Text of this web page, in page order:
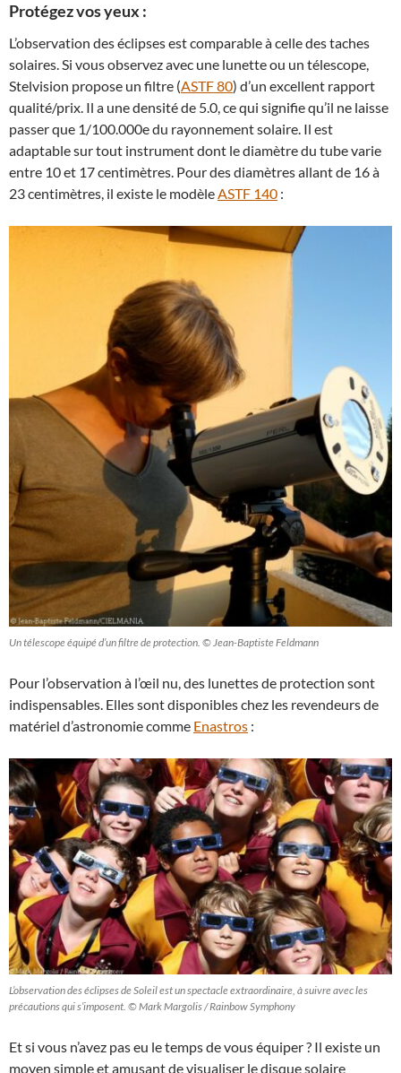
Protégez vos yeux :
L’observation des éclipses est comparable à celle des taches
solaires. Si vous observez avec une lunette ou un télescope,
Stelvision propose un filtre (ASTF 80) d’un excellent rapport
qualité/prix. Il a une densité de 5.0, ce qui signifie qu’il ne laisse
passer que 1/100.000e du rayonnement solaire. Il est
adaptable sur tout instrument dont le diamètre du tube varie
entre 10 et 17 centimètres. Pour des diamètres allant de 16 à
23 centimètres, il existe le modèleASTF 140 :
Un télescope équipé d’un filtre de protection. © Jean-Baptiste Feldmann
Pour l’observation à l’œil nu, des lunettes de protection sont
indispensables. Elles sont disponibles chez les revendeurs de
matériel d’astronomie comme Enastros :
L’observation des éclipses de Soleil est un spectacle extraordinaire, à suivre avec les
précautions qui s’imposent. © Mark Margolis / Rainbow Symphony
Et si vous n’avez pas eu le temps de vous équiper ? Il existe un
moyen simple et amusant de visualiser le disque solaire